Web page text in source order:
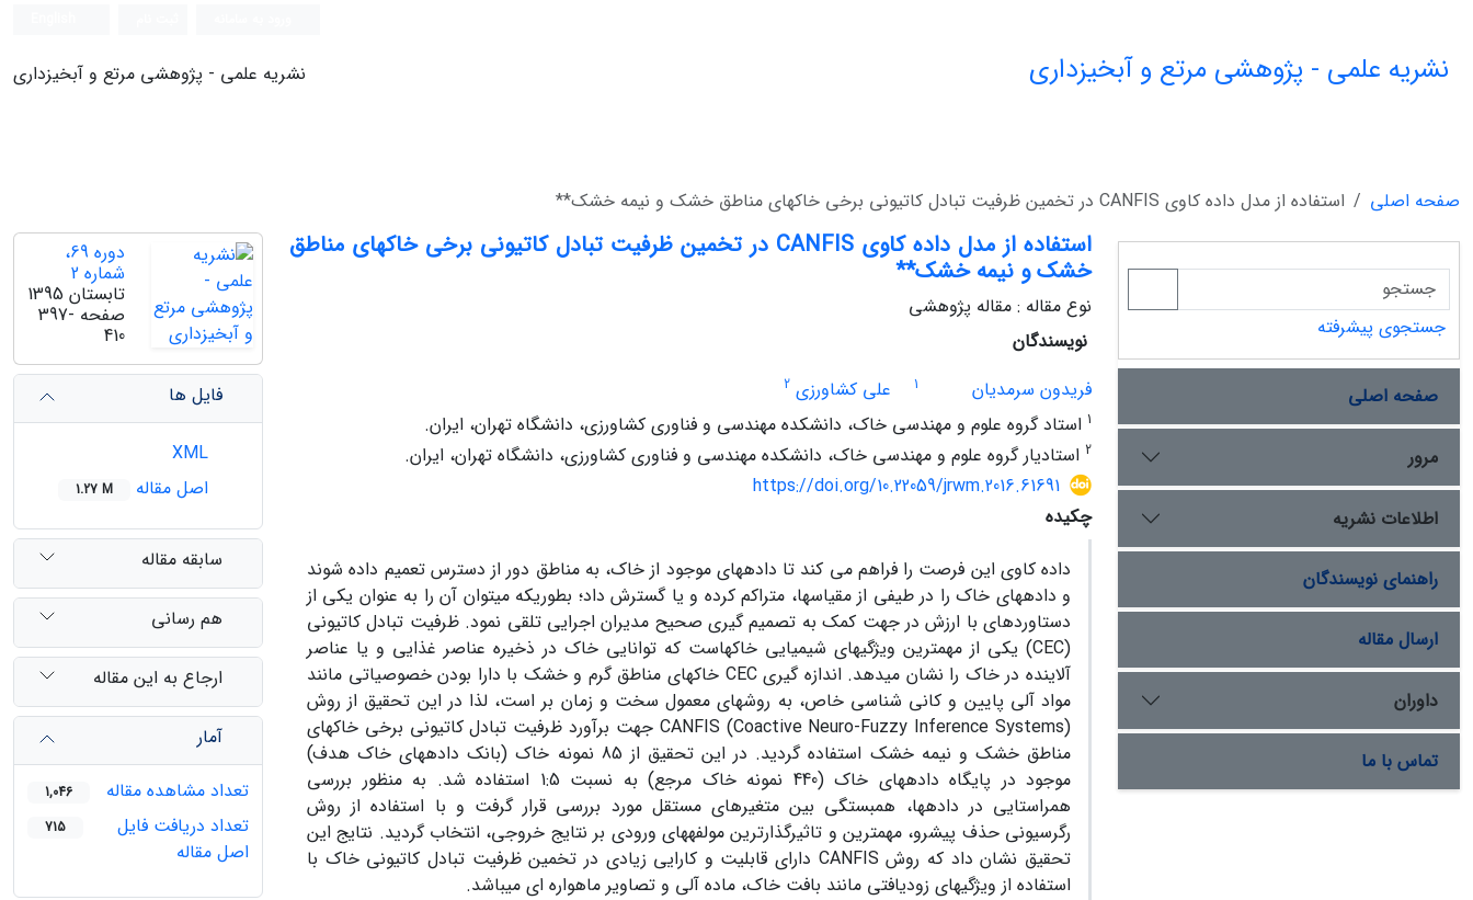
نشریه علمی - پژوهشی مرتع و آبخیزداری نشریه علمی - پژوهشی مرتع و آبخیزداری
صفحه اصلی استفاده از مدل داده کاوی CANFIS در تخمین ظرفیت تبادل کاتیونی برخی خاک‏های مناطق خشک و نیمه خشک**
استفاده از مدل داده کاوی CANFIS در تخمین ظرفیت تبادل کاتیونی برخی خاک‏های مناطق
خشک و نیمه خشک**
نوع مقاله : مقاله پژوهشی
نویسندگان
فریدون سرمدیان
1 علی کشاورزی 2
1 استاد گروه علوم و مهندسی خاک، دانشکده مهندسی و فناوری کشاورزی، دانشگاه تهران، ایران.
2 استادیار گروه علوم و مهندسی خاک، دانشکده مهندسی و فناوری کشاورزی، دانشگاه تهران، ایران.
https://doi.org/10.22059/jrwm.2016.61691
چکیده
داده کاوی این فرصت را فراهم می کند تا داده‏های موجود از خاک، به مناطق دور از دسترس تعمیم داده شوند
و داده‏های خاک را در طیفی از مقیاس‏ها، متراکم کرده و یا گسترش داد؛ بطوریکه می‏توان آن را به عنوان یکی از
دستاوردهای با ارزش در جهت کمک به تصمیم گیری صحیح مدیران اجرایی تلقی نمود. ظرفیت تبادل کاتیونی
(CEC) یکی از مهمترین ویژگی‏های شیمیایی خاک‏هاست که توانایی خاک در ذخیره عناصر غذایی و یا عناصر
آلاینده در خاک را نشان می‏دهد. اندازه گیری CEC خاک‏های مناطق گرم و خشک با دارا بودن خصوصیاتی مانند
مواد آلی پایین و کانی شناسی خاص، به روش‏های معمول سخت و زمان بر است، لذا در این تحقیق از روش
CANFIS (Coactive Neuro-Fuzzy Inference Systems) جهت برآورد ظرفیت تبادل کاتیونی برخی خاک‏های
مناطق خشک و نیمه خشک استفاده گردید. در این تحقیق از 85 نمونه خاک (بانک داده‏های خاک هدف)
موجود در پایگاه داده‏های خاک (440 نمونه خاک مرجع) به نسبت 1:5 استفاده شد. به منظور بررسی
همراستایی در داده‏ها، همبستگی بین متغیر‏های مستقل مورد بررسی قرار گرفت و با استفاده از روش
رگرسیونی حذف پیشرو، مهمترین و تاثیرگذارترین مولفه‏های ورودی بر نتایج خروجی، انتخاب گردید. نتایج این
تحقیق نشان داد که روش CANFIS دارای قابلیت و کارایی زیادی در تخمین ظرفیت تبادل کاتیونی خاک با
استفاده از ویژگی‏های زودیافتی مانند بافت خاک، ماده آلی و تصاویر ماهواره ای می‏باشد.
دوره 69،
شماره 2
تابستان 1395
صفحه 397-
410
فایل ها
اصل مقاله
1.27 M
سابقه مقاله
هم رسانی
ارجاع به این مقاله
آمار
تعداد مشاهده مقاله
1,046
تعداد دریافت فایل
اصل مقاله
715
جستجوی پیشرفته
صفحه اصلی
مرور
اطلاعات نشریه
راهنمای نویسندگان
ارسال مقاله
داوران
تماس با ما